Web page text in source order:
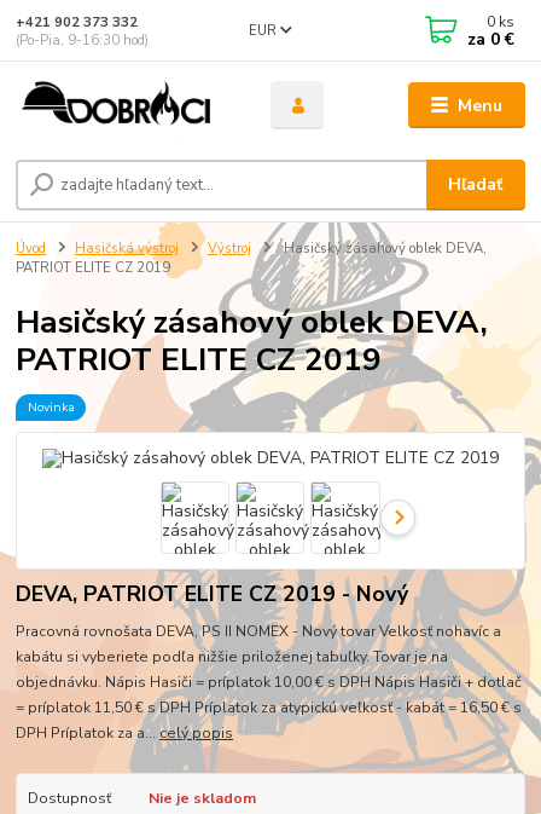
Menu
EUR
Hľadať
+421 902 373 332
(Po-Pia, 9-16:30 hod)
0 ks
za 0 €
Úvod Hasičská výstroj Výstroj
Hasičský zásahový oblek DEVA,
PATRIOT ELITE CZ 2019
Hasičský zásahový oblek DEVA,
PATRIOT ELITE CZ 2019
Novinka
DEVA, PATRIOT ELITE CZ 2019 - Nový
Pracovná rovnošata DEVA, PS II NOMEX - Nový tovar Velkosť nohavíc a
kabátu si vyberiete podľa nižšie priloženej tabuľky. Tovar je na
objednávku. Nápis Hasiči = príplatok 10,00 € s DPH Nápis Hasiči + dotlač
= príplatok 11,50 € s DPH Príplatok za atypickú veľkosť - kabát = 16,50 € s
DPH Príplatok za a... celý popis
Dostupnosť
Nie je skladom